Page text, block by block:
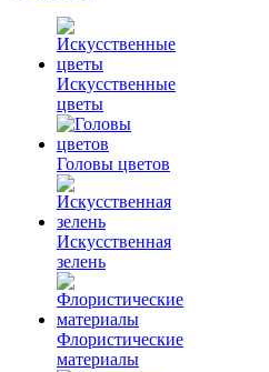
Искусственные
цветы
Головы цветов
Искусственная
зелень
Флористические
материалы